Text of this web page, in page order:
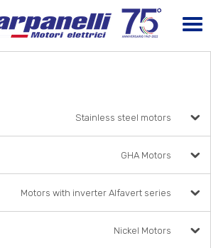
Stainless steel motors
GHA Motors
Motors with inverter Alfavert series
Nickel Motors